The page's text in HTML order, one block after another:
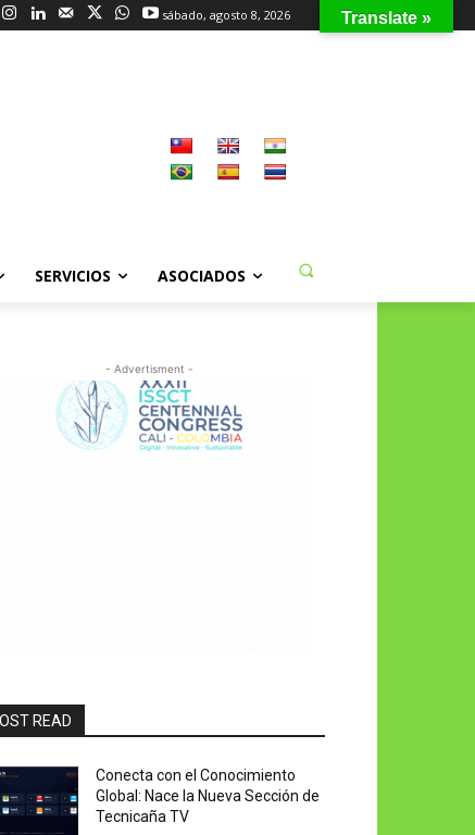
sábado, agosto 8, 2026
SERVICIOS ASOCIADOS
- Advertisment -
READ
Conecta con el Conocimiento
Global: Nace la Nueva Sección de
Tecnicaña TV
Translate »